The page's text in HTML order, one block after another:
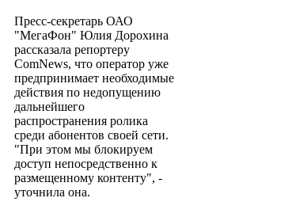
Пресс-секретарь ОАО
"МегаФон" Юлия Дорохина
рассказала репортеру
ComNews, что оператор уже
предпринимает необходимые
действия по недопущению
дальнейшего
распространения ролика
среди абонентов своей сети.
"При этом мы блокируем
доступ непосредственно к
размещенному контенту", -
уточнила она.